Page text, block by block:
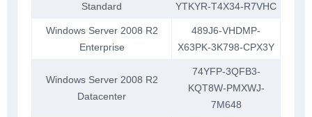
Standard
YTKYR-T4X34-R7VHC
Windows Server 2008 R2
Enterprise
489J6-VHDMP-
X63PK-3K798-CPX3Y
Windows Server 2008 R2
Datacenter
74YFP-3QFB3-
KQT8W-PMXWJ-
7M648